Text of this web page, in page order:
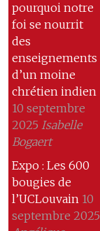
pourquoi notre
foi se nourrit
des
enseignements
d’un moine
chrétien indien
10 septembre
2025 Isabelle
Bogaert
Expo : Les 600
bougies de
l’UCLouvain 10
septembre 2025